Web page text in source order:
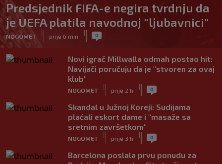
Predsjednik FIFA-e negira tvrdnju da
je UEFA platila navodnoj "ljubavnici"
NOGOMET
|
prije 6 min
| 0
Novi igrač Millwalla odmah postao hit:
Navijači poručuju da je "stvoren za ovaj
klub"
NOGOMET
|
prije 2 h
| 0
Skandal u Južnoj Koreji: Sudijama
plaćali eskort dame i "masaže sa
sretnim završetkom"
NOGOMET
|
prije 3 h
| 0
Barcelona poslala prvu ponudu za